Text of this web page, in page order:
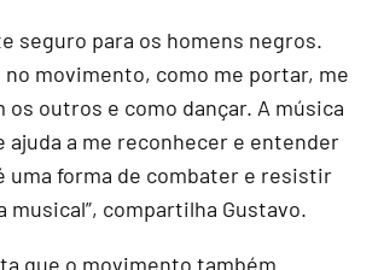
seguro para os homens negros.
movimento, como me portar, me
os outros e como dançar. A música
ajuda a me reconhecer e entender
uma forma de combater e resistir
musical”, compartilha Gustavo.
que o movimento também